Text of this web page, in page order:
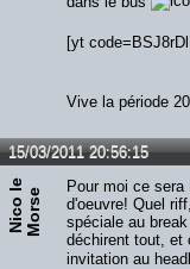
[yt
Vive la période
15/03/2011 20:56:15
N
i
c
ol
e
M
o
r
se
Pour moi ce
d'oeuvre! Quel
spéciale au
déchirent tout, et
invitation au